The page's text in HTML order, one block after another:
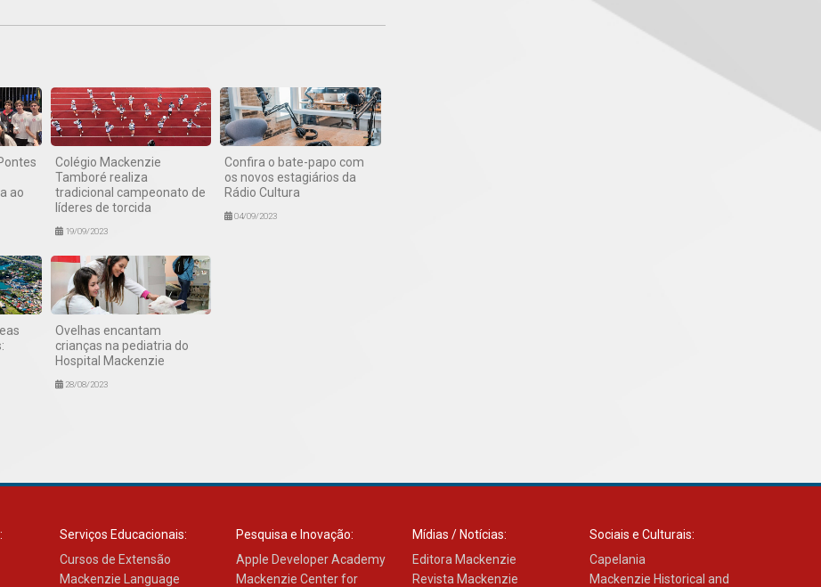
ao
Colégio Mackenzie
Tamboré realiza
tradicional campeonato de
líderes de torcida
19/09/2023
Confira o bate-papo com
os novos estagiários da
Rádio Cultura
04/09/2023
Ovelhas encantam
crianças na pediatria do
Hospital Mackenzie
28/08/2023
Serviços Educacionais:
Cursos de Extensão
Mackenzie Language
Pesquisa e Inovação:
Apple Developer Academy
Mackenzie Center for
Mídias / Notícias:
Editora Mackenzie
Revista Mackenzie
Sociais e Culturais:
Capelania
Mackenzie Historical and